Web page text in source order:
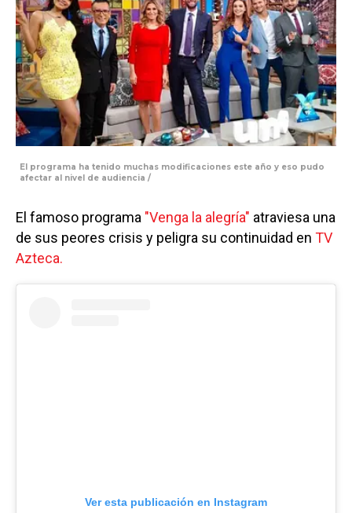
El programa ha tenido muchas modificaciones este año y eso pudo
afectar al nivel de audiencia /
El famoso programa "Venga la alegría" atraviesa una
de sus peores crisis y peligra su continuidad en TV
Azteca.
Ver esta publicación en Instagram